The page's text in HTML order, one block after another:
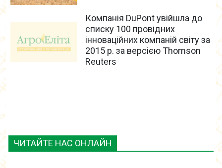
ЧИТАЙТЕ НАС ОНЛАЙН
Компанія DuPont увійшла до
списку 100 провідних
інноваційних компаній світу за
2015 р. за версією Thomson
Reuters